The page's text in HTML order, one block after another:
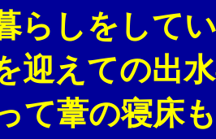
しをしてい
迎えての出
て葦の寝床